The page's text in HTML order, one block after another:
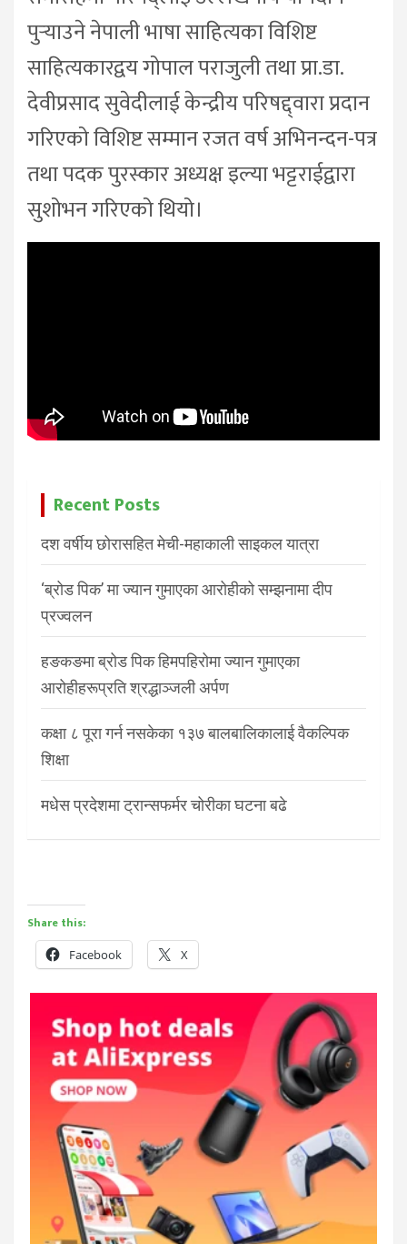
पुर्‍याउने नेपाली भाषा साहित्यका विशिष्ट
साहित्यकारद्वय गोपाल पराजुली तथा प्रा.डा.
देवीप्रसाद सुवेदीलाई केन्द्रीय परिषद्द्वारा प्रदान
गरिएको विशिष्ट सम्मान रजत वर्ष अभिनन्दन-पत्र
तथा पदक पुरस्कार अध्यक्ष इल्या भट्टराईद्वारा
सुशोभन गरिएको थियो।
Recent Posts
दश वर्षीय छोरासहित मेची-महाकाली साइकल यात्रा
‘ब्रोड पिक’ मा ज्यान गुमाएका आरोहीको सम्झनामा दीप
प्रज्वलन
हङकङमा ब्रोड पिक हिमपहिरोमा ज्यान गुमाएका
आरोहीहरूप्रति श्रद्धाञ्जली अर्पण
कक्षा ८ पूरा गर्न नसकेका १३७ बालबालिकालाई वैकल्पिक
शिक्षा
मधेस प्रदेशमा ट्रान्सफर्मर चोरीका घटना बढे
Share this:
Facebook X